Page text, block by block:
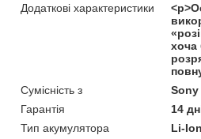
Додаткові характеристики
хоча
Сумісність з
Sony
Гарантія
14
Тип акумулятора
Li-